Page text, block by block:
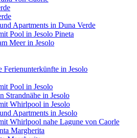
Apartments in Duna Verde
Pool in Jesolo Pineta
Meer in Jesolo
Ferienunterkünfte in Jesolo
Pool in Jesolo
Strandnähe in Jesolo
Whirlpool in Jesolo
Apartments in Jesolo
Whirlpool nahe Lagune von Caorle
Margherita